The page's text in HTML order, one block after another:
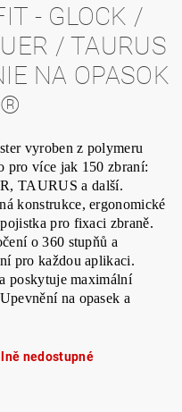
- GLOCK /
/ TAURUS
NA OPASOK
vyroben z polymeru
pro více jak 150 zbraní:
TAURUS a další.
konstrukce, ergonomické
pro fixaci zbraně.
o 360 stupňů a
pro každou aplikaci.
poskytuje maximální
na opasek a
nedostupné